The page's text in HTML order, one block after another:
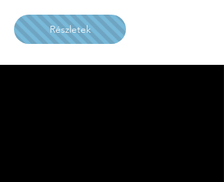
Részletek